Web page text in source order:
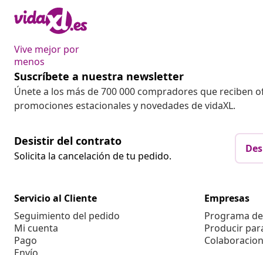
Vive mejor por
menos
Suscríbete a nuestra newsletter
Únete a los más de 700 000 compradores que reciben
promociones estacionales y novedades de vidaXL.
Desistir del contrato
Solicita la cancelación de tu pedido.
Servicio al Cliente
Seguimiento del pedido
Mi cuenta
Pago
Empresas
Programa
Producir